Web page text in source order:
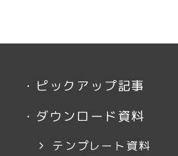
・ ピックアップ記事
・ ダウンロード資料
テンプレート資料